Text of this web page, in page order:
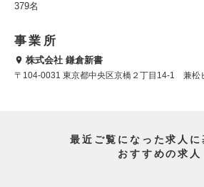
379名
事業所
株式会社 鎌倉新書
〒104-0031 東京都中央区京橋２丁目14-1 兼松
最近ご覧になった求人に
おすすめの求人